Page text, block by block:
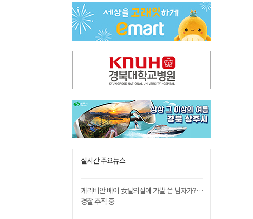
국민 51.9% "李 대통령 재판 재개 필요하다"
경북 영천시, 9월부터 11월까지 반값 여행 혜택 제공
아쉬운 태클
실시간 주요뉴스
케리비안 베이 女탈의실에 가발 쓴 남자가?…
경찰 추적 중